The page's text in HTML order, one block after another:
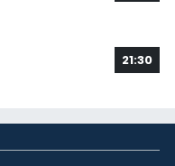
21:30